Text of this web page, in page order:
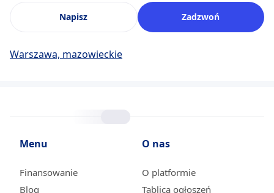
Napisz Zadzwoń
Warszawa, mazowieckie
Menu
Finansowanie
Blog
O nas
O platformie
Tablica ogłoszeń